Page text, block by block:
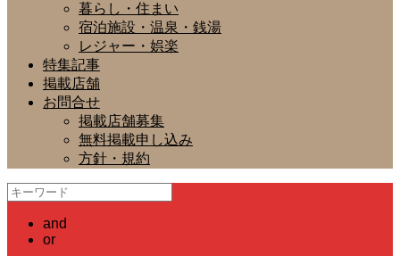
暮らし・住まい
宿泊施設・温泉・銭湯
レジャー・娯楽
特集記事
掲載店舗
お問合せ
掲載店舗募集
無料掲載申し込み
方針・規約
and
or